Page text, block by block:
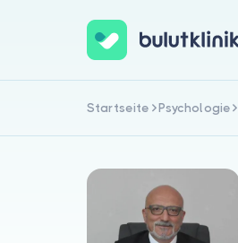
Startseite Psychologie